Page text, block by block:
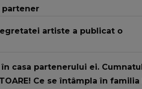
partener
artiste a publicat o
casa partenerului ei.
Ce se întâmpla în